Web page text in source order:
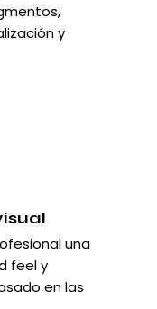
y
una
feel y
en las